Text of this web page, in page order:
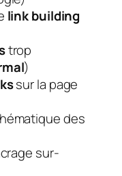
link building
trop
)
sur la page
des
sur-